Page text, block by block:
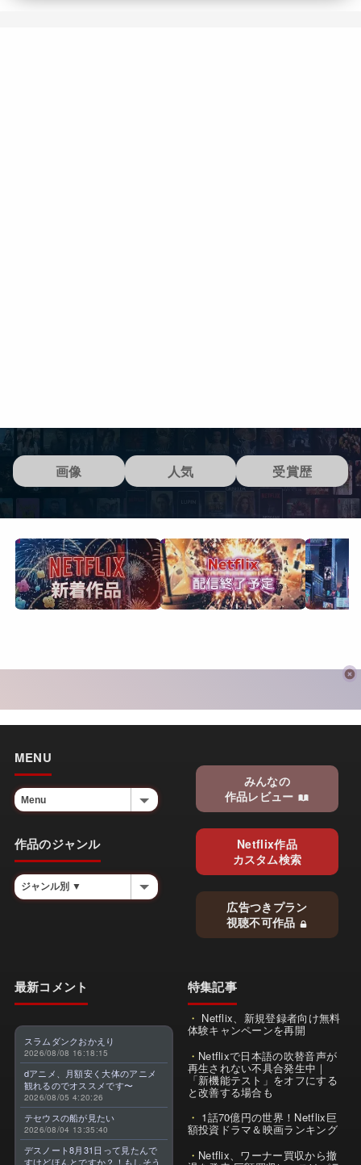
画像 人気 受賞歴
MENU
作品のジャンル
みんなの
作品レビュー
Netflix作品
カスタム検索
広告つきプラン
視聴不可作品
最新コメント
スラムダンクおかえり
2026/08/08 16:18:15
dアニメ、月額安く大体のアニメ
観れるのでオススメです〜
2026/08/05 4:20:26
テセウスの船が見たい
2026/08/04 13:35:40
デスノート8月31日って見たんで
すけどほんとですか？！もしそう
特集記事
Netflix、新規登録者向け無料
体験キャンペーンを再開
Netflixで日本語の吹替音声が
再生されない不具合発生中｜
「新機能テスト」をオフにする
と改善する場合も
1話70億円の世界！Netflix巨
額投資ドラマ＆映画ランキング
Netflix、ワーナー買収から撤